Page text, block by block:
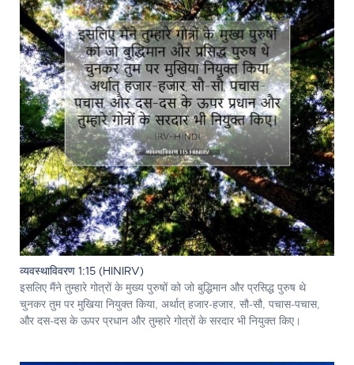
व्यवस्थाविवरण 1:15 (HINIRV)
इसलिए मैंने तुम्हारे गोत्रों के मुख्य पुरुषों को जो बुद्धिमान और प्रसिद्ध पुरुष थे
चुनकर तुम पर मुखिया नियुक्त किया, अर्थात् हजार-हजार, सौ-सौ, पचास-पचास,
और दस-दस के ऊपर प्रधान और तुम्हारे गोत्रों के सरदार भी नियुक्त किए।